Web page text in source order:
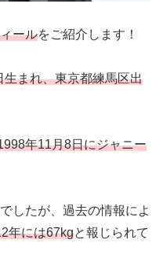
ールをご紹介します！
生まれ、東京都練馬区出
年11月8日にジャニー
したが、過去の情報によ
年には67kgと報じられて